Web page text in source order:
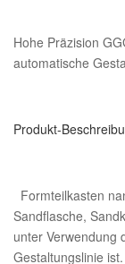
Hohe Präzision
automatische
Produkt-
Formteilkasten
Sandflasche,
unter Verwendung
Gestaltungslinie ist.